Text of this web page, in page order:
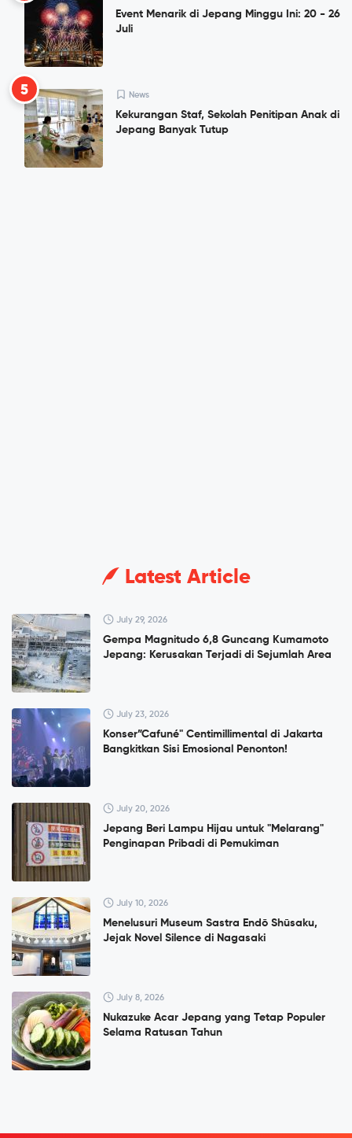
Event Menarik di Jepang Minggu Ini: 20 - 26
Juli
5 News
Kekurangan Staf, Sekolah Penitipan Anak di
Jepang Banyak Tutup
Latest Article
July 29, 2026
Gempa Magnitudo 6,8 Guncang Kumamoto
Jepang: Kerusakan Terjadi di Sejumlah Area
July 23, 2026
Konser”Cafuné" Centimillimental di Jakarta
Bangkitkan Sisi Emosional Penonton!
July 20, 2026
Jepang Beri Lampu Hijau untuk "Melarang"
Penginapan Pribadi di Pemukiman
July 10, 2026
Menelusuri Museum Sastra Endō Shūsaku,
Jejak Novel Silence di Nagasaki
July 8, 2026
Nukazuke Acar Jepang yang Tetap Populer
Selama Ratusan Tahun